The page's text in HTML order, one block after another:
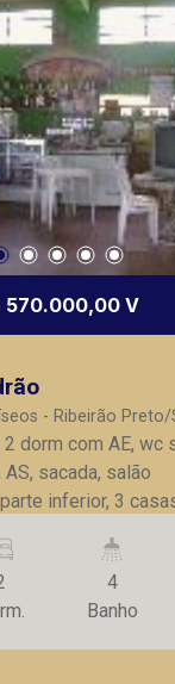
570.000,00 V
- Ribeirão Preto/
dorm com AE, wc
sacada, salão
inferior, 3
comodos e 1 com 4
4
Banho